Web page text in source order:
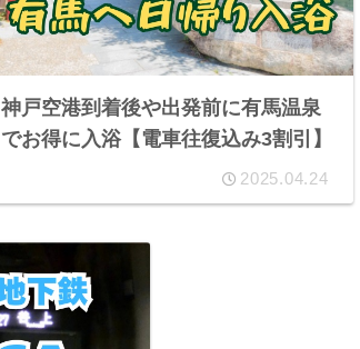
神戸空港到着後や出発前に有馬温泉
でお得に入浴【電車往復込み3割引】
2025.04.24